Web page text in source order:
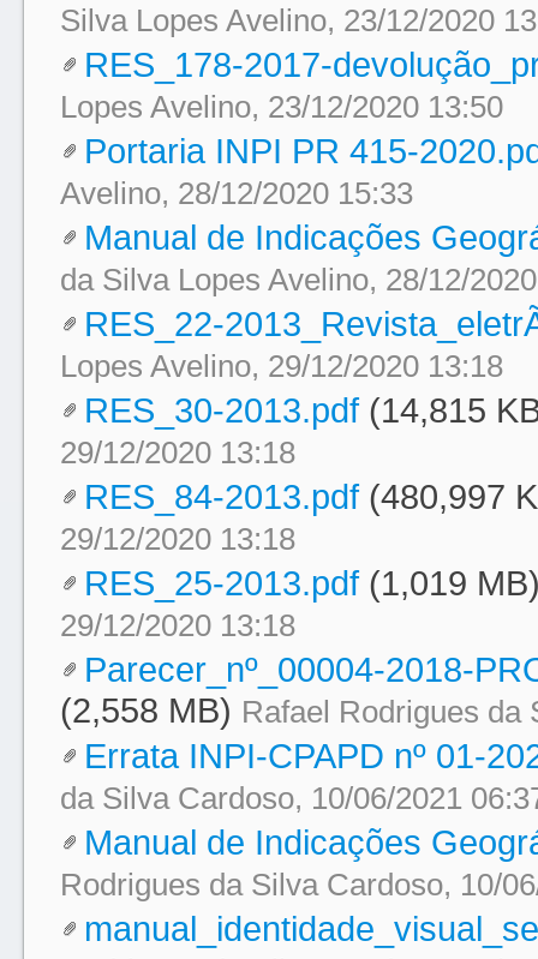
Silva Lopes Avelino, 23/12/2020
RES_178-2017-
Lopes Avelino, 23/12/2020 13:50
Portaria INPI PR 415-
Avelino, 28/12/2020 15:33
Manual de Indicações
da Silva Lopes Avelino, 28/12/
RES_22-
Lopes Avelino, 29/12/2020 13:18
RES_30-2013.pdf (14,815
29/12/2020 13:18
RES_84-2013.pdf (480,997
29/12/2020 13:18
RES_25-2013.pdf (1,019
29/12/2020 13:18
Parecer_nº_00004-2018-
(2,558 MB) Rafael Rodrigues da
Errata INPI-CPAPD nº 01-
da Silva Cardoso, 10/06/2021
Manual de Indicações
Rodrigues da Silva Cardoso, 10/